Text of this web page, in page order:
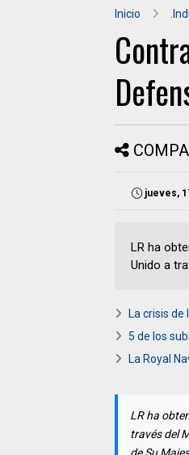
Inicio
jueves,
LR ha
Unido a
La crisis
5 de los
La Royal
LR ha
través del